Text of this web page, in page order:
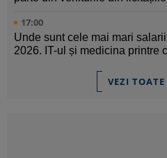
17:00
Unde sunt cele mai mari
2026. IT-ul și medicina printre
VEZI